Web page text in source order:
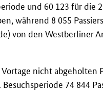
und 60 123 für die
während 8 055
von den Westberliner
nicht abgeholten
74 844